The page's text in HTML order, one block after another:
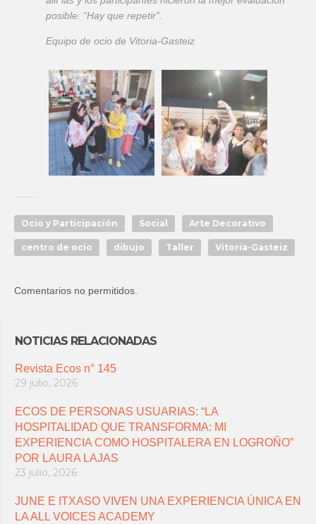
posible: “Hay que repetir”.
Equipo de ocio de Vitoria-Gasteiz
Ocio y Participación Social Arte Decorativo
centro de ocio dibujo Taller Vitoria-Gasteiz
Comentarios no permitidos.
NOTICIAS RELACIONADAS
Revista Ecos n° 145
29 julio, 2026
ECOS DE PERSONAS USUARIAS: “LA
HOSPITALIDAD QUE TRANSFORMA: MI
EXPERIENCIA COMO HOSPITALERA EN LOGROÑO”
POR LAURA LAJAS
23 julio, 2026
JUNE E ITXASO VIVEN UNA EXPERIENCIA ÚNICA EN
LA ALL VOICES ACADEMY